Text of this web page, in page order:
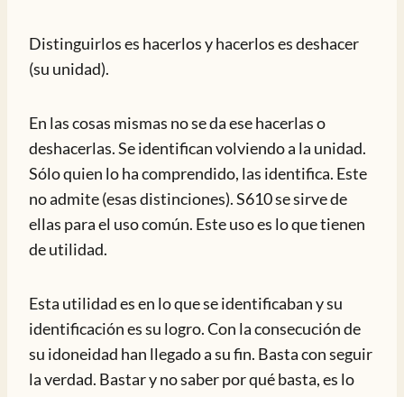
Distinguirlos es hacerlos y hacerlos es deshacer
(su unidad).
En las cosas mismas no se da ese hacerlas o
deshacerlas. Se identifican volviendo a la unidad.
Sólo quien lo ha comprendido, las identifica. Este
no admite (esas distinciones). S610 se sirve de
ellas para el uso común. Este uso es lo que tienen
de utilidad.
Esta utilidad es en lo que se identificaban y su
identificación es su logro. Con la consecución de
su idoneidad han llegado a su fin. Basta con seguir
la verdad. Bastar y no saber por qué basta, es lo